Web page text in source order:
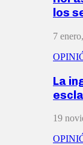
los
7
La
19